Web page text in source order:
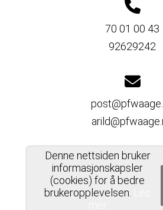
70 01 00 43
92629242
Del nettside
Denne nettsiden bruker
informasjonskapsler
(cookies) for å bedre
brukeropplevelsen.